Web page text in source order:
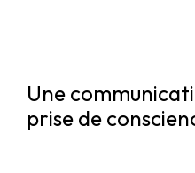
Une
prise de